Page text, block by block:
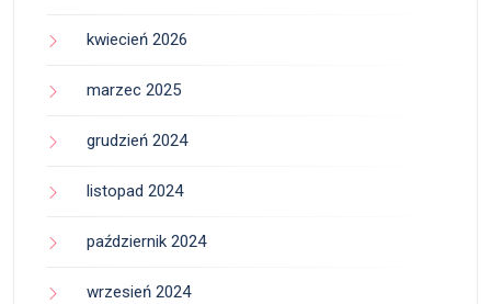
kwiecień 2026
marzec 2025
grudzień 2024
listopad 2024
październik 2024
wrzesień 2024